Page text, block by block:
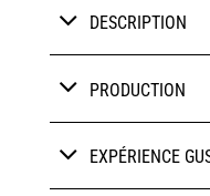
DESCRIPTION
PRODUCTION
EXPÉRIENCE